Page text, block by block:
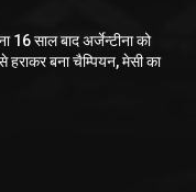
16 साल बाद अर्जेन्टीना को
बना चैम्पियन, मेसी का